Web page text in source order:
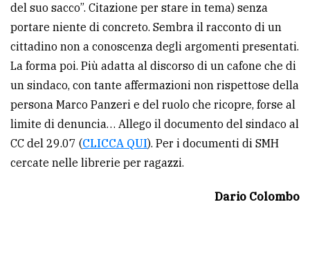
PRIVACY
Privacy
policy
Cookie
del suo sacco”. Citazione per stare in tema) senza
portare niente di concreto. Sembra il racconto di un
cittadino non a conoscenza degli argomenti presentati.
La forma poi. Più adatta al discorso di un cafone che di
un sindaco, con tante affermazioni non rispettose della
persona Marco Panzeri e del ruolo che ricopre, forse al
limite di denuncia… Allego il documento del sindaco al
CC del 29.07 (CLICCA QUI). Per i documenti di SMH
cercate nelle librerie per ragazzi.
Dario Colombo